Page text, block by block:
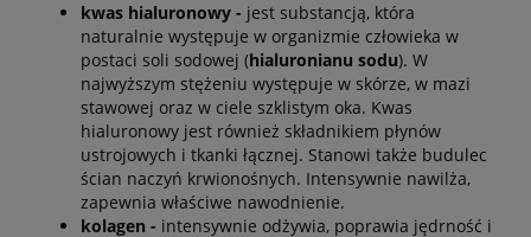
kwas hialuronowy - jest substancją, która
naturalnie występuje w organizmie człowieka w
postaci soli sodowej (hialuronianu sodu). W
najwyższym stężeniu występuje w skórze, w mazi
stawowej oraz w ciele szklistym oka. Kwas
hialuronowy jest również składnikiem płynów
ustrojowych i tkanki łącznej. Stanowi także budulec
ścian naczyń krwionośnych. Intensywnie nawilża,
zapewnia właściwe nawodnienie.
kolagen - intensywnie odżywia, poprawia jędrność i